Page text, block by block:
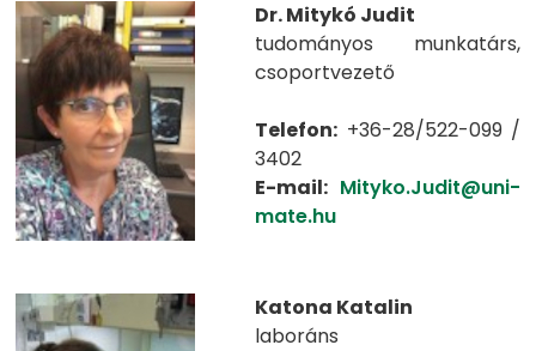
Dr. Mitykó Judit
tudományos munkatárs,
csoportvezető
Telefon: +36-28/522-099 /
3402
E-mail: Mityko.Judit@uni-
mate.hu
Katona Katalin
laboráns